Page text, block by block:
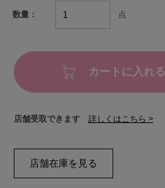
数量： 点
カートに入れる
店舗受取できます 詳しくはこちら >